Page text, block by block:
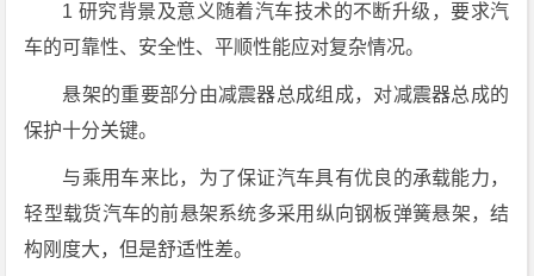
1 研究背景及意义随着汽车技术的不断升级，要求汽
车的可靠性、安全性、平顺性能应对复杂情况。
悬架的重要部分由减震器总成组成，对减震器总成的
保护十分关键。
与乘用车来比，为了保证汽车具有优良的承载能力，
轻型载货汽车的前悬架系统多采用纵向钢板弹簧悬架，结
构刚度大，但是舒适性差。